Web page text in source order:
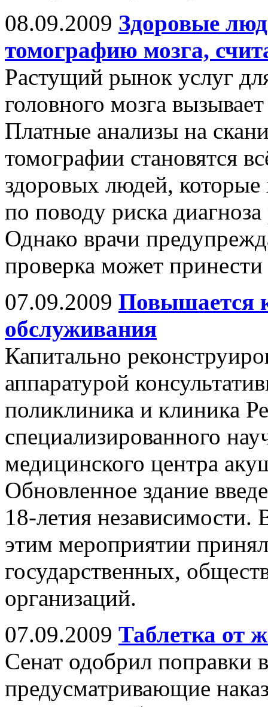
08.09.2009 Здоровые
томографию мозга,
Растущий рынок услуг
головного мозга
Платные анализы на
томографии становятся
здоровых людей, которые
по поводу риска
Однако врачи
проверка может
07.09.2009 Повышается
обслуживания
Капитально
аппаратурой
поликлиника и клиника
специализированного
медицинского центра
Обновленное здание
18-летия независимости.
этим мероприятии
государственных,
организаций.
07.09.2009 Таблетка от
Сенат одобрил поправки
предусматривающие